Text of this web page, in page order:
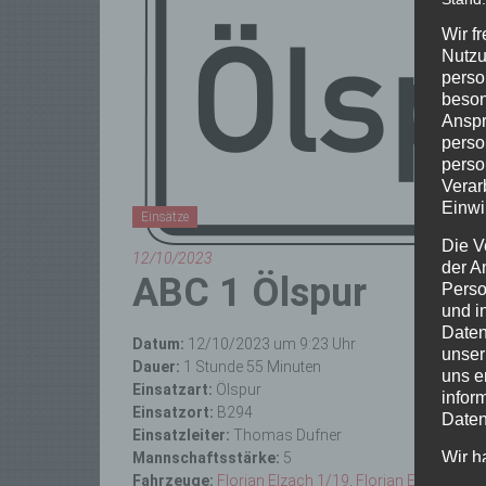
Einsätze
12/10/2023
ABC 1 Ölspur
Datum: 12/10/2023 um 9:23 Uhr
Dauer: 1 Stunde 55 Minuten
Einsatzart: Ölspur
Einsatzort: B294
Einsatzleiter: Thomas Dufner
Mannschaftsstärke: 5
Fahrzeuge: Florian Elzach 1/19, Florian Elzach 1/51
Wir
Die
der
und
uns
Wir